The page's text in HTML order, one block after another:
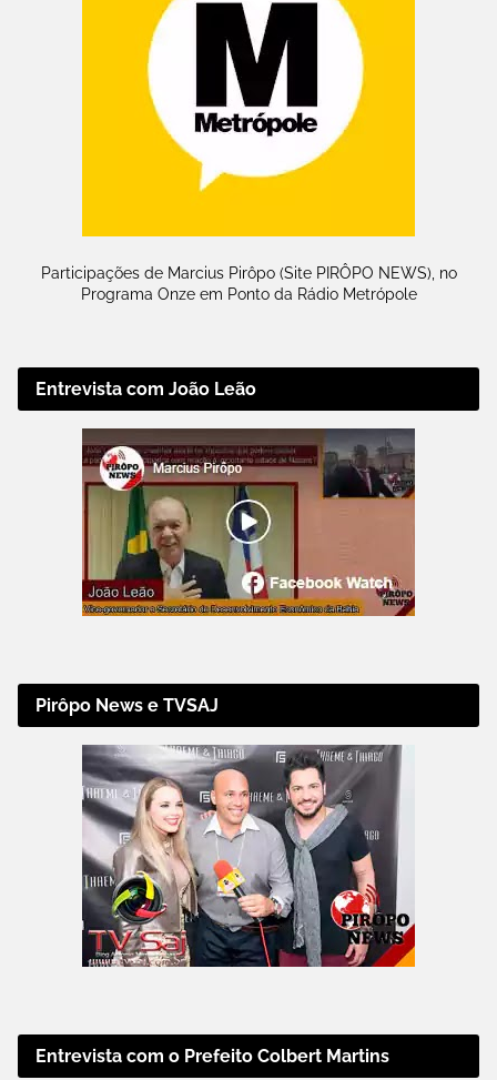
Participações de Marcius Pirôpo (Site PIRÔPO NEWS), no
Programa Onze em Ponto da Rádio Metrópole
Entrevista com João Leão
Pirôpo News e TVSAJ
Entrevista com o Prefeito Colbert Martins